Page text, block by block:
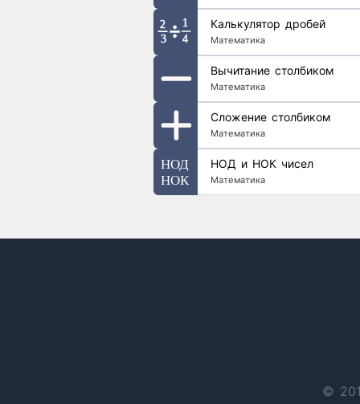
Калькулятор дробей
Математика
Вычитание столбиком
Математика
Сложение столбиком
Математика
НОД и НОК чисел
Математика
©